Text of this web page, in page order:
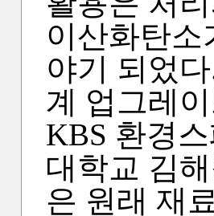
이산화탄소
야기 되었
계 업그레
KBS 환경
대학교 김
은 원래 재